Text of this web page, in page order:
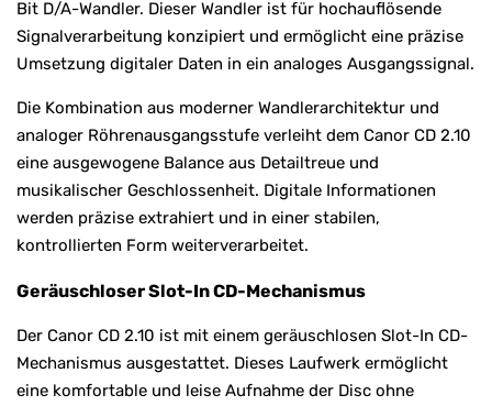
Bit D/A-Wandler. Dieser Wandler ist für hochauflösende
Signalverarbeitung konzipiert und ermöglicht eine präzise
Umsetzung digitaler Daten in ein analoges Ausgangssignal.
Die Kombination aus moderner Wandlerarchitektur und
analoger Röhrenausgangsstufe verleiht dem Canor CD 2.10
eine ausgewogene Balance aus Detailtreue und
musikalischer Geschlossenheit. Digitale Informationen
werden präzise extrahiert und in einer stabilen,
kontrollierten Form weiterverarbeitet.
Geräuschloser Slot-In CD-Mechanismus
Der Canor CD 2.10 ist mit einem geräuschlosen Slot-In CD-
Mechanismus ausgestattet. Dieses Laufwerk ermöglicht
eine komfortable und leise Aufnahme der Disc ohne